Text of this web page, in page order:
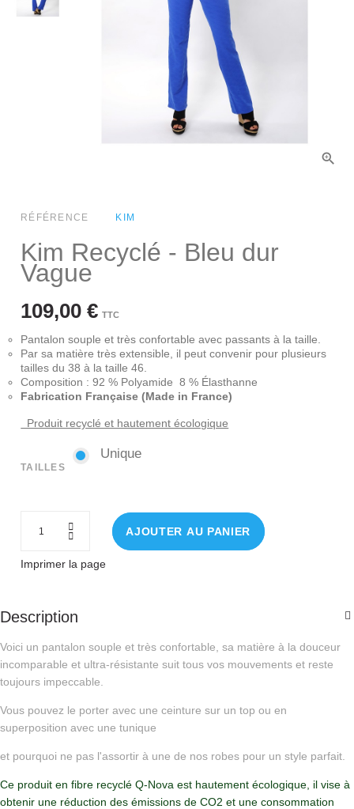
RÉFÉRENCE KIM
Kim Recyclé - Bleu dur
Vague
109,00 € TTC
Pantalon souple et très confortable avec passants à la taille.
Par sa matière très extensible, il peut convenir pour plusieurs
tailles du 38 à la taille 46.
Composition : 92 % Polyamide 8 % Élasthanne
Fabrication Française (Made in France)
Produit recyclé et hautement écologique
TAILLES
UniqueUnique
AJOUTER AU PANIER
Imprimer la page
Description
Voici un pantalon souple et très confortable, sa matière à la douceur
incomparable et ultra-résistante suit tous vos mouvements et reste
toujours impeccable.
Vous pouvez le porter avec une ceinture sur un top ou en
superposition avec une tunique
et pourquoi ne pas l'assortir à une de nos robes pour un style parfait.
Ce produit en fibre recyclé Q-Nova est hautement écologique, il vise à
obtenir une réduction des émissions de CO2 et une consommation